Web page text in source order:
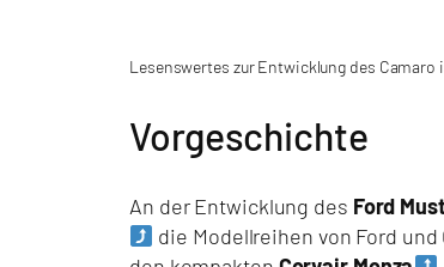
Lesenswertes zur Entwicklung des Camaro
Vorgeschichte
An der Entwicklung des Ford
die Modellreihen von Ford